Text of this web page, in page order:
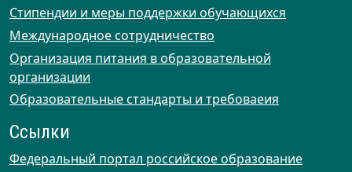
Стипендии и меры поддержки обучающихся
Международное сотрудничество
Организация питания в образовательной
организации
Образовательные стандарты и требоваеия
Ссылки
Федеральный портал российское образование